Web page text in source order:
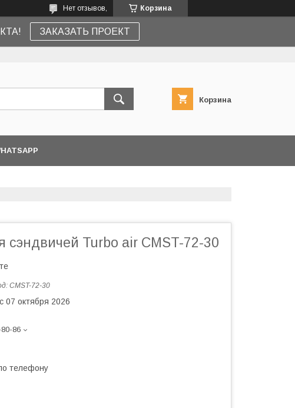
Корзина
Нет отзывов,
ЗАКАЗАТЬ ПРОЕКТ
Корзина
сэндвичей Turbo air CMST-72-30
CMST-72-30
07 октября 2026
86
телефону